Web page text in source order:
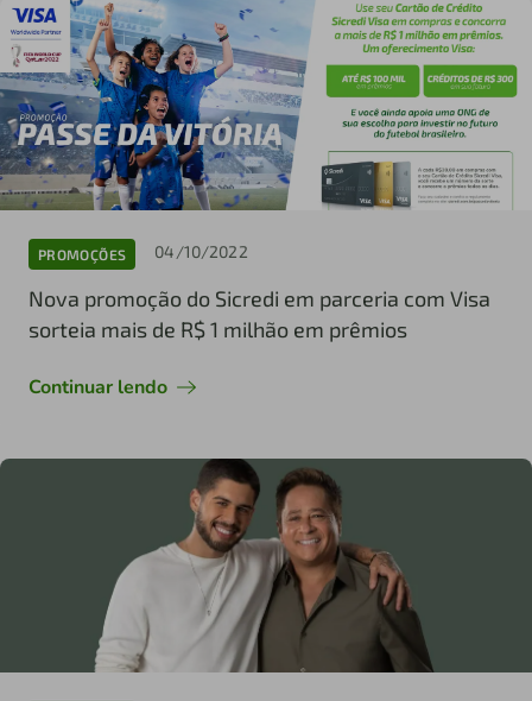
PROMOÇÕES 04/10/2022
Nova promoção do Sicredi em parceria com Visa
sorteia mais de R$ 1 milhão em prêmios
Continuar lendo